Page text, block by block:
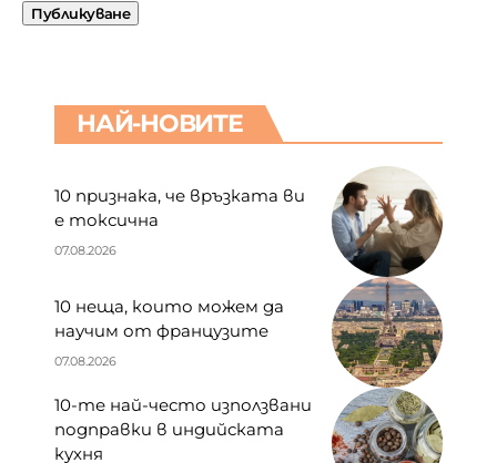
НАЙ-НОВИТЕ
10 признака, че връзката ви
е токсична
07.08.2026
10 неща, които можем да
научим от французите
07.08.2026
10-те най-често използвани
подправки в индийската
кухня